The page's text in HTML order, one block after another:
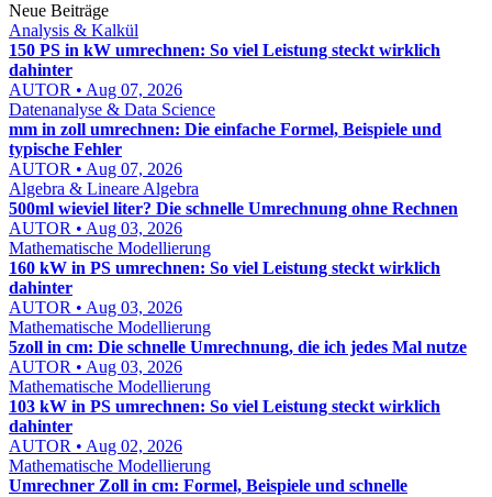
Neue Beiträge
Analysis & Kalkül
150 PS in kW umrechnen: So viel Leistung steckt wirklich
dahinter
AUTOR • Aug 07, 2026
Datenanalyse & Data Science
mm in zoll umrechnen: Die einfache Formel, Beispiele und
typische Fehler
AUTOR • Aug 07, 2026
Algebra & Lineare Algebra
500ml wieviel liter? Die schnelle Umrechnung ohne Rechnen
AUTOR • Aug 03, 2026
Mathematische Modellierung
160 kW in PS umrechnen: So viel Leistung steckt wirklich
dahinter
AUTOR • Aug 03, 2026
Mathematische Modellierung
5zoll in cm: Die schnelle Umrechnung, die ich jedes Mal nutze
AUTOR • Aug 03, 2026
Mathematische Modellierung
103 kW in PS umrechnen: So viel Leistung steckt wirklich
dahinter
AUTOR • Aug 02, 2026
Mathematische Modellierung
Umrechner Zoll in cm: Formel, Beispiele und schnelle